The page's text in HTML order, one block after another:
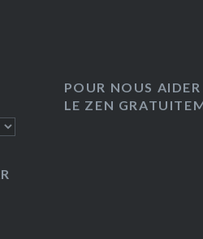
POUR NOUS AIDER
LE ZEN